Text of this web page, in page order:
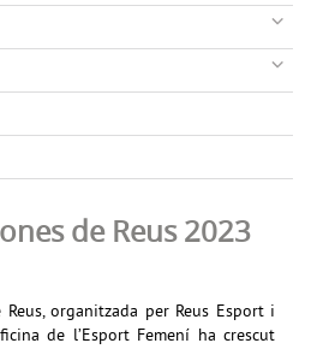
de Reus 2023
organitzada per Reus Esport i
de l’Esport Femení ha crescut